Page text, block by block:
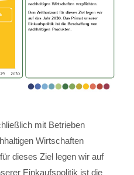
mit Betrieben
Wirtschaften
dieses Ziel legen wir auf
Einkaufspolitik ist die